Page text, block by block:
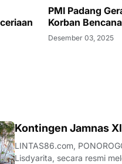
PMI Padang
Korban
Desember 03, 2025
Kontingen Jamnas
LINTAS86.com,
Lisdyarita, secara resmi